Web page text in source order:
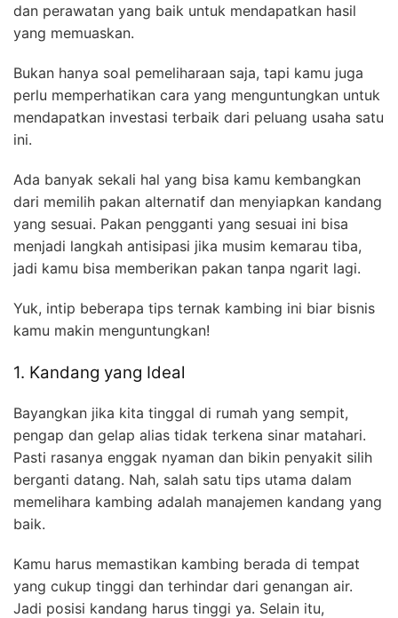
dan perawatan yang baik untuk mendapatkan hasil
yang memuaskan.
Bukan hanya soal pemeliharaan saja, tapi kamu juga
perlu memperhatikan cara yang menguntungkan untuk
mendapatkan investasi terbaik dari peluang usaha satu
ini.
Ada banyak sekali hal yang bisa kamu kembangkan
dari memilih pakan alternatif dan menyiapkan kandang
yang sesuai. Pakan pengganti yang sesuai ini bisa
menjadi langkah antisipasi jika musim kemarau tiba,
jadi kamu bisa memberikan pakan tanpa ngarit lagi.
Yuk, intip beberapa tips ternak kambing ini biar bisnis
kamu makin menguntungkan!
1. Kandang yang Ideal
Bayangkan jika kita tinggal di rumah yang sempit,
pengap dan gelap alias tidak terkena sinar matahari.
Pasti rasanya enggak nyaman dan bikin penyakit silih
berganti datang. Nah, salah satu tips utama dalam
memelihara kambing adalah manajemen kandang yang
baik.
Kamu harus memastikan kambing berada di tempat
yang cukup tinggi dan terhindar dari genangan air.
Jadi posisi kandang harus tinggi ya. Selain itu,